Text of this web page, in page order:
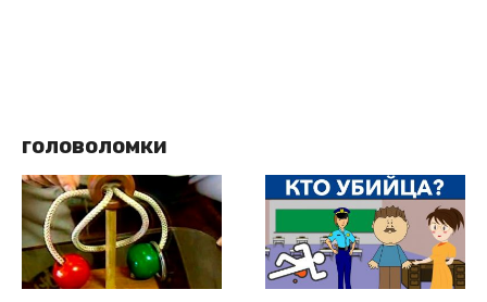
головоломки